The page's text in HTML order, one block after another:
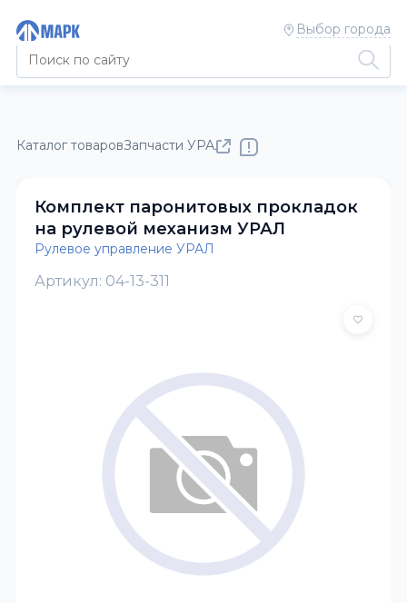
Выбор города
Каталог товаровЗапчасти УРАЛРулевое управление УРАЛ
Комплект паронитовых прокладок
на рулевой механизм УРАЛ
Рулевое управление УРАЛ
Артикул: 04-13-311